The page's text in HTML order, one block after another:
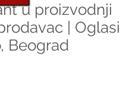
u proizvodnji
| Oglasi
Beograd